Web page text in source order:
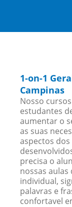
1-on-1
Campinas
Nosso
estudantes
aumentar o
as suas
aspectos
precisa o
nossas
individual,
palavras e
confortavel